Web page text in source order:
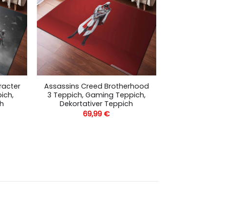
Assassins Creed Brotherhood
3 Teppich, Gaming Teppich,
Dekortativer Teppich
69,99€